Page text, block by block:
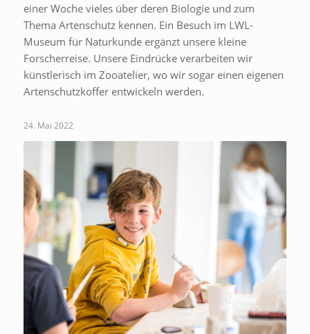
einer Woche vieles über deren Biologie und zum
Thema Artenschutz kennen. Ein Besuch im LWL-
Museum für Naturkunde ergänzt unsere kleine
Forscherreise. Unsere Eindrücke verarbeiten wir
künstlerisch im Zooatelier, wo wir sogar einen eigenen
Artenschutzkoffer entwickeln werden.
24. Mai 2022